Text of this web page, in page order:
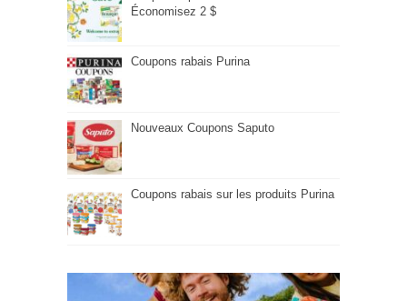
Économisez 2 $
Coupons rabais Purina
Nouveaux Coupons Saputo
Coupons rabais sur les produits Purina